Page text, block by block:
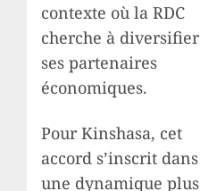
contexte où la RDC
cherche à diversifier
ses partenaires
économiques.
Pour Kinshasa, cet
accord s’inscrit dans
une dynamique plus